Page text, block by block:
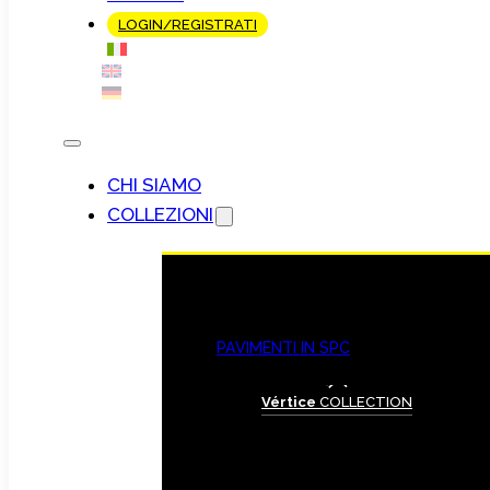
LOGIN/REGISTRATI
CHI SIAMO
COLLEZIONI
PAVIMENTI IN SPC
Vértice COLLECTION